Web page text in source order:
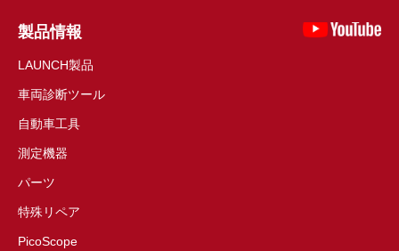
製品情報
LAUNCH製品
車両診断ツール
自動車工具
測定機器
パーツ
特殊リペア
PicoScope